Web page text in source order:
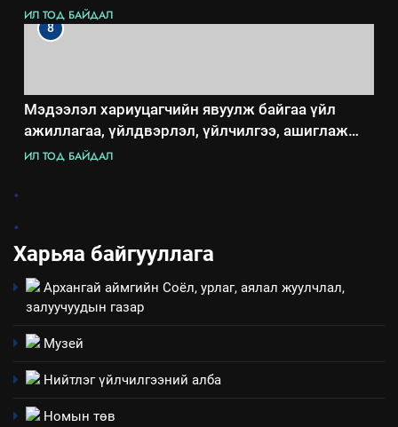
ИЛ ТОД БАЙДАЛ
8
Мэдээлэл хариуцагчийн явуулж байгаа үйл
ажиллагаа, үйлдвэрлэл, үйлчилгээ, ашиглаж
байгаа техник, технологийн хүн, мал, амьтны
ИЛ ТОД БАЙДАЛ
.
.
Харьяа байгууллага
Архангай аймгийн Соёл, урлаг, аялал жуулчлал,
залуучуудын газар
Музей
Нийтлэг үйлчилгээний алба
Номын төв